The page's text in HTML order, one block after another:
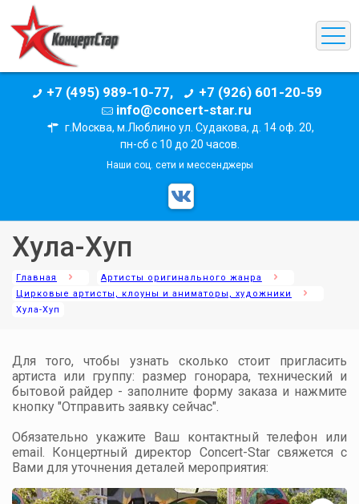
+7 (495) 989-10-77,
+7 (926) 601-20-59
info@concert-star.ru
г.Москва, м.Люблино ул. Судакова, д. 14 оф. 20,
пн-сб с 10 до 20 часов.
Наши соц. сети и мессенджеры
Хула-Хуп
Главная
Артисты оригинального жанра
Цирковые артисты, клоуны и аниматоры, художники
Хула-Хуп
Для того, чтобы узнать сколько стоит пригласить
артиста или группу: размер гонорара, технический и
бытовой райдер - заполните форму заказа и нажмите
кнопку "Отправить заявку сейчас".
Обязательно укажите Ваш контактный телефон или
email. Концертный директор Concert-Star свяжется с
Вами для уточнения деталей мероприятия: